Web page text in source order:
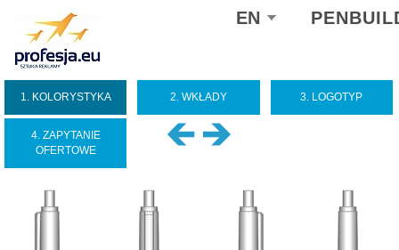
Select
yourEN
1. KOLORYSTYKA 2. WKŁADY 3. LOGOTYP
4. ZAPYTANIE
OFERTOWE